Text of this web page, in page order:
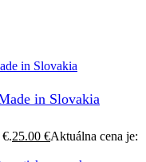
in Slovakia
25.00 €Aktuálna cena je: